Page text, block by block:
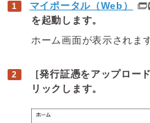
マイポータル（Web）
を起動します。
ホーム画面が表示されます
［発行証憑をアップロー
リックします。